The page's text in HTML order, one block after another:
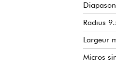
Radius
Largeur
Micros